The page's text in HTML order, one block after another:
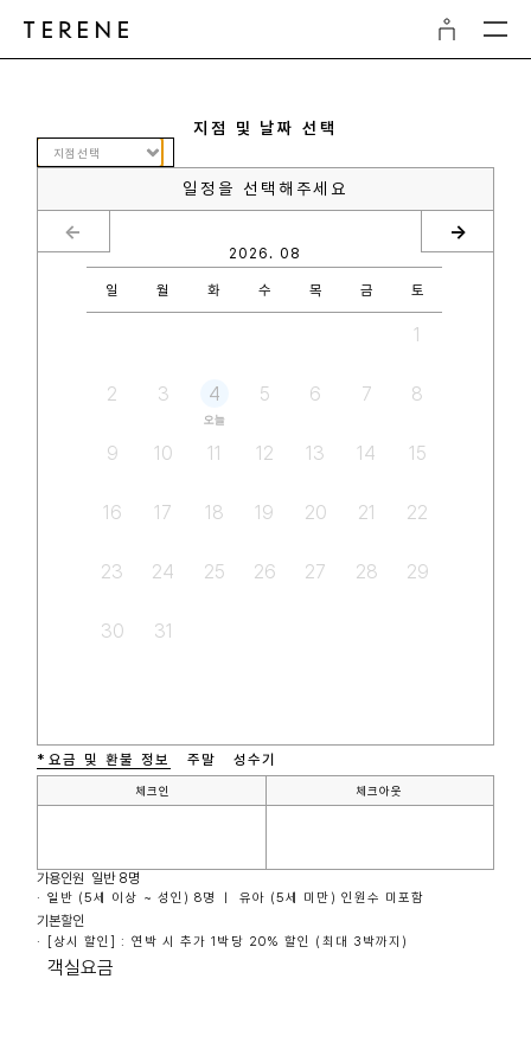
지점 및 날짜 선택
일정을 선택해주세요
<
2026. 08
일 월 화 수 목 금 토
1
2 3 4
오늘
5 6 7 8
9 10 11 12 13 14 15
16 17 18 19 20 21 22
23 24 25 26 27 28 29
30 31
->
체크아웃
체크인
가용인원  일반 8명
· 일반 (5세 이상 ~ 성인) 8명 ㅣ 유아 (5세 미만) 인원수 미포함
기본할인
· [상시 할인] : 연박 시 추가 1박당 20% 할인 (최대 3박까지)
객실요금
주말 성수기
*요금 및 환불 정보